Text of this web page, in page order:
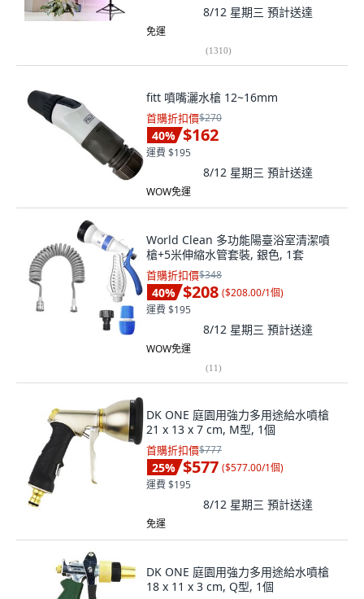
8/12 星期三 預計送達
免運
(1310)
fitt 噴嘴灑水槍 12~16mm
首購折扣價$270
40% $162
運費 $195
8/12 星期三 預計送達
WOW免運
World Clean 多功能陽臺浴室清潔噴
槍+5米伸縮水管套裝, 銀色, 1套
首購折扣價$348
40% $208 ($208.00/1個)
運費 $195
8/12 星期三 預計送達
WOW免運
(11)
DK ONE 庭園用強力多用途給水噴槍
21 x 13 x 7 cm, M型, 1個
首購折扣價$777
25% $577 ($577.00/1個)
運費 $195
8/12 星期三 預計送達
免運
DK ONE 庭園用強力多用途給水噴槍
18 x 11 x 3 cm, Q型, 1個